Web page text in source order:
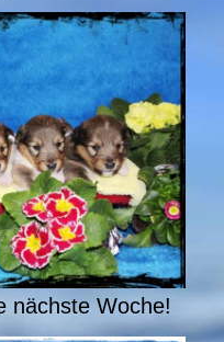
nächste Woche!